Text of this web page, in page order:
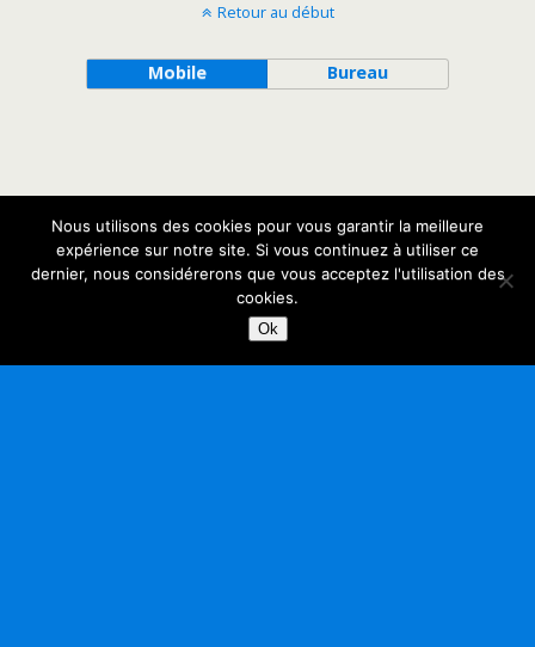
Retour au début
Mobile Bureau
Nous utilisons des cookies pour vous garantir la meilleure
expérience sur notre site. Si vous continuez à utiliser ce
dernier, nous considérerons que vous acceptez l'utilisation des
cookies.
Ok